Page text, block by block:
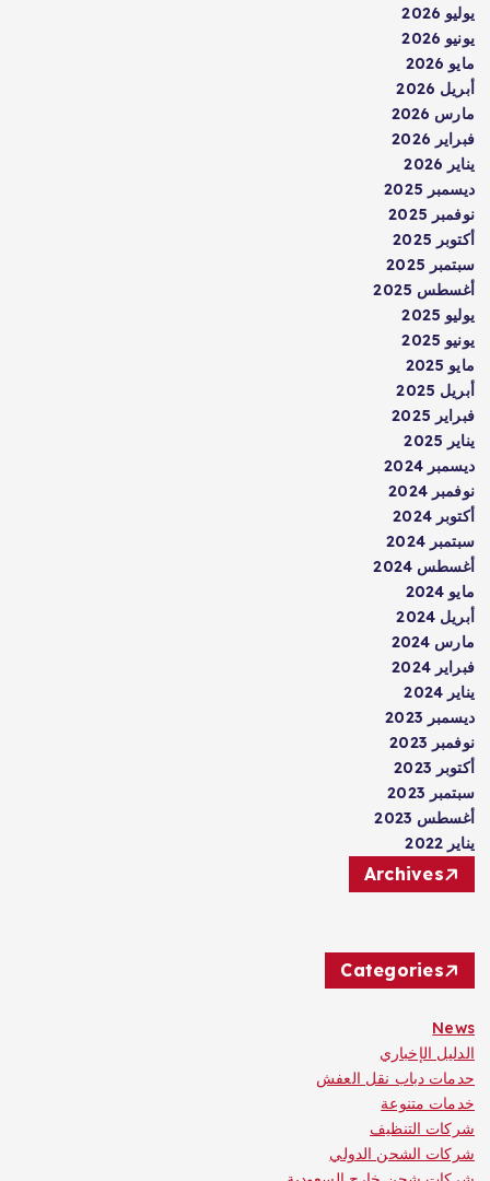
يوليو 2026
يونيو 2026
مايو 2026
أبريل 2026
مارس 2026
فبراير 2026
يناير 2026
ديسمبر 2025
نوفمبر 2025
أكتوبر 2025
سبتمبر 2025
أغسطس 2025
يوليو 2025
يونيو 2025
مايو 2025
أبريل 2025
فبراير 2025
يناير 2025
ديسمبر 2024
نوفمبر 2024
أكتوبر 2024
سبتمبر 2024
أغسطس 2024
مايو 2024
أبريل 2024
مارس 2024
فبراير 2024
يناير 2024
ديسمبر 2023
نوفمبر 2023
أكتوبر 2023
سبتمبر 2023
أغسطس 2023
يناير 2022
Archives
Categories
News
الدليل الإخباري
حدمات دباب نقل العفش
خدمات متنوعة
شركات التنظيف
شركات الشحن الدولي